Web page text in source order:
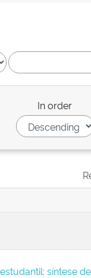
In order
síntese de